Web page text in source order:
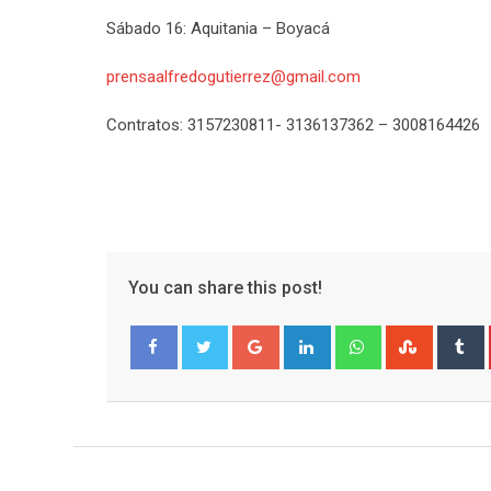
Sábado 16: Aquitania – Boyacá
prensaalfredogutierrez@gmail.com
Contratos: 3157230811- 3136137362 – 3008164426
You can share this post!
Google+ LinkedIn Whatsapp